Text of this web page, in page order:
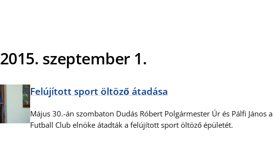
2015. szeptember 1.
Felújított sport öltöző átadása
Május 30.-án szombaton Dudás Róbert Polgármester Úr és Pálfi János a
Futball Club elnöke átadták a felújított sport öltöző épületét.